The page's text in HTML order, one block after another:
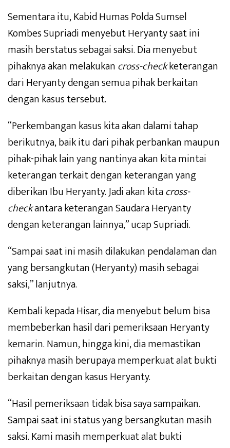
Sementara itu, Kabid Humas Polda Sumsel
Kombes Supriadi menyebut Heryanty saat ini
masih berstatus sebagai saksi. Dia menyebut
pihaknya akan melakukancross-checkketerangan
dari Heryanty dengan semua pihak berkaitan
dengan kasus tersebut.
“Perkembangan kasus kita akan dalami tahap
berikutnya, baik itu dari pihak perbankan maupun
pihak-pihak lain yang nantinya akan kita mintai
keterangan terkait dengan keterangan yang
diberikan Ibu Heryanty. Jadi akan kitacross-
checkantara keterangan Saudara Heryanty
dengan keterangan lainnya,” ucap Supriadi.
“Sampai saat ini masih dilakukan pendalaman dan
yang bersangkutan (Heryanty) masih sebagai
saksi,” lanjutnya.
Kembali kepada Hisar, dia menyebut belum bisa
membeberkan hasil dari pemeriksaan Heryanty
kemarin. Namun, hingga kini, dia memastikan
pihaknya masih berupaya memperkuat alat bukti
berkaitan dengan kasus Heryanty.
“Hasil pemeriksaan tidak bisa saya sampaikan.
Sampai saat ini status yang bersangkutan masih
saksi. Kami masih memperkuat alat bukti